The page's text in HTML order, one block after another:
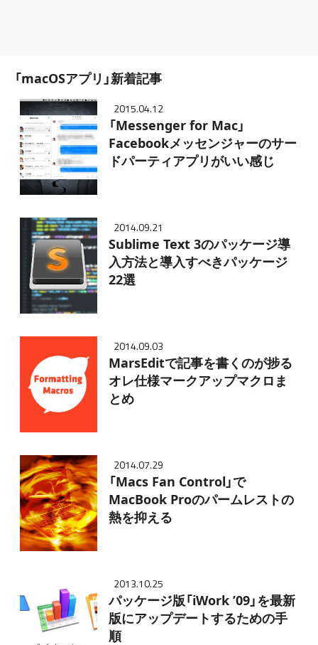
「macOSアプリ」新着記事
2015.04.12
「Messenger for Mac」
Facebookメッセンジャーのサー
ドパーティアプリがいい感じ
2014.09.21
Sublime Text 3のパッケージ導
入方法と導入すべきパッケージ
22選
2014.09.03
MarsEditで記事を書くのが捗る
オレ仕様マークアップマクロま
とめ
2014.07.29
「Macs Fan Control」で
MacBook Proのパームレストの
熱を抑える
2013.10.25
パッケージ版「iWork ’09」を最新
版にアップデートするための手
順